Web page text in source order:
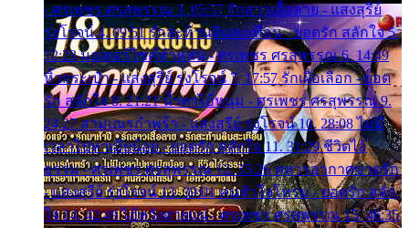
- ศรเพชร ศรสุพรรณ 3. 05:57 รักสาวเสื้อลาย - แสงสุรีย์
รุ่งโรจน์ 4. 09:51 รักสะท้านดินสะเทือน - ยอดรัก สลักใจ 5.
12:23 มอเตอร์ไซค์ทำหล่น - ศรเพชร ศรสุพรรณ 6. 14:49
หิ้วกระเป๋า - แสงสุรีย์ รุ่งโรจน์ 7. 17:57 รักเผื่อเลือก - ยอด
รัก สลักใจ 8. 21:21 น้ำตาไอ้หนุ่ม - ศรเพชร ศรสุพรรณ 9.
24:27 สามเณรกำพร้า - แสงสุรีย์ รุ่งโรจน์ 10. 28:08 ไม่มี
เวลาไปหาเมียน้อย - ยอดรัก สลักใจ 11. 31:29 ชีวิตไอ้
ธรรม - ศรเพชร ศรสุพรรณ 12. 35:26 ทหารอากาศขาดรัก
- แสงสุรีย์ รุ่งโรจน์ 13. 39:01 คนหัวใจโทรม - ยอดรัก สลัก
ใจ 14. 42:49 ไอ้หวังตายแน่ - ศรเพชร ศรสุพรรณ 15. 46:35